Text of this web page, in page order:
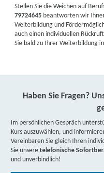
Stellen Sie die Weichen auf
79724645 beantworten wir
Weiterbildung und
auch einen individuellen
Sie bald zu Ihrer Weiterbildung in
Haben Sie Fragen?
Im persönlichen Gespräch
Kurs auszuwählen, und
Vereinbaren Sie gleich Ihren
Sie unseretelefonische
und unverbindlich!